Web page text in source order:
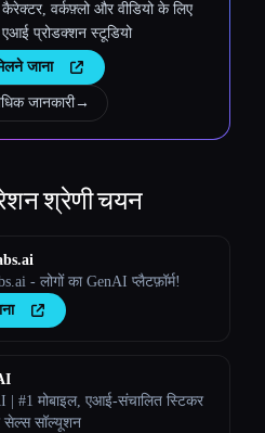
वर्कफ़्लो और वीडियो के लिए
प्रोडक्शन स्टूडियो
जाना
जानकारी→
श्रेणी चयन
- लोगों का GenAI प्लैटफ़ॉर्म!
| #1 मोबाइल, एआई-संचालित स्टिकर
सेल्स सॉल्यूशन